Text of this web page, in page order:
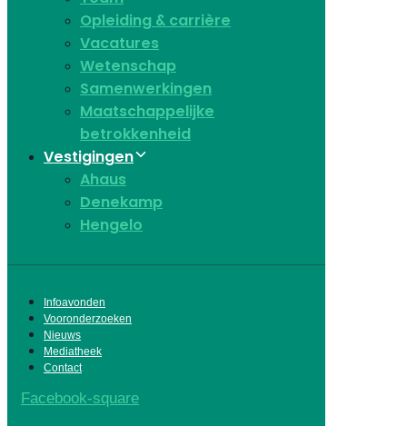
Opleiding & carrière
Vacatures
Wetenschap
Samenwerkingen
Maatschappelijke
betrokkenheid
Vestigingen
Ahaus
Denekamp
Hengelo
Infoavonden
Vooronderzoeken
Nieuws
Mediatheek
Contact
Facebook-square